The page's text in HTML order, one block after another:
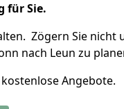
für Sie.
Zögern Sie nicht
nach Leun zu
Angebote.